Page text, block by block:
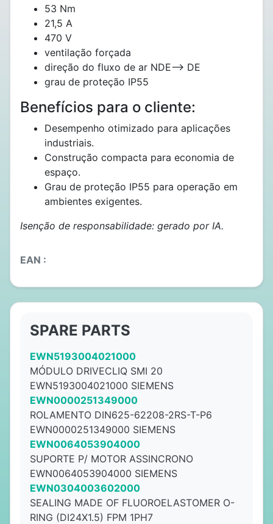
53 Nm
21,5 A
470 V
ventilação forçada
direção do fluxo de ar NDE--> DE
grau de proteção IP55
Benefícios para o cliente:
Desempenho otimizado para aplicações
industriais.
Construção compacta para economia de
espaço.
Grau de proteção IP55 para operação em
ambientes exigentes.
Isenção de responsabilidade: gerado por IA.
EAN :
SPARE PARTS
EWN5193004021000
MÓDULO DRIVECLIQ SMI 20
EWN5193004021000 SIEMENS
EWN0000251349000
ROLAMENTO DIN625-62208-2RS-T-P6
EWN0000251349000 SIEMENS
EWN0064053904000
SUPORTE P/ MOTOR ASSINCRONO
EWN0064053904000 SIEMENS
EWN0304003602000
SEALING MADE OF FLUOROELASTOMER O-
RING (DI24X1.5) FPM 1PH7